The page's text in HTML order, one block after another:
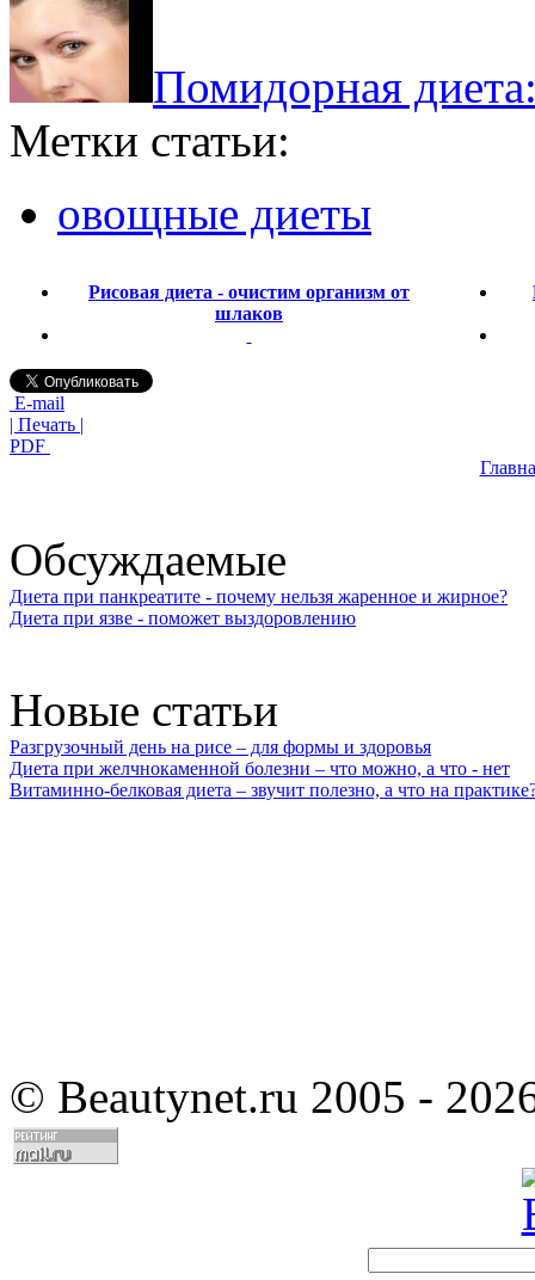
Помидорная
Метки статьи:
овощные диеты
Рисовая диета - очистим организм от
шлаков
E-mail
| Печать |
PDF
Обсуждаемые
Диета при панкреатите - почему нельзя жаренное и жирное?
Диета при язве - поможет выздоровлению
Новые статьи
Разгрузочный день на рисе – для формы и здоровья
Диета при желчнокаменной болезни – что можно, а что - нет
Витаминно-белковая диета – звучит полезно, а что на
© Beautynet.ru 2005 -